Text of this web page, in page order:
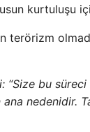
kurtuluşu
terörizm
bu süreci
nedenidir.